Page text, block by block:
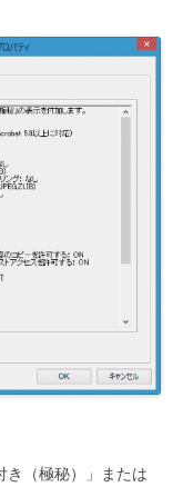
き（極秘）」または